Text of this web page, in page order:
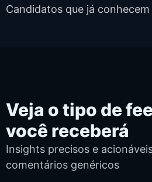
Candidatos que já
Veja o tipo de
você receberá
Insights precisos e
comentários genéricos